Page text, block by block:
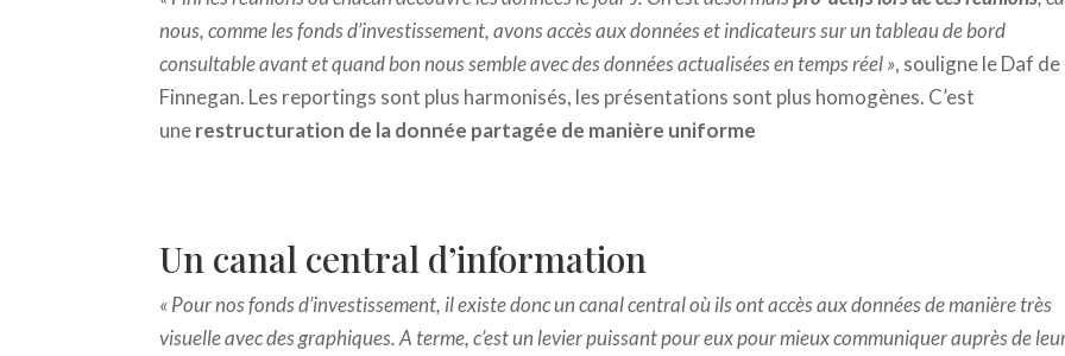
nous, comme les fonds d’investissement, avons accès aux données et indicateurs sur un tableau de bord
consultable avant et quand bon nous semble avec des données actualisées en temps réel », souligne le Daf de
Finnegan. Les reportings sont plus harmonisés, les présentations sont plus homogènes. C’est
unerestructuration de la donnée partagée de manière uniforme
Un canal central d’information
« Pour nos fonds d’investissement, il existe donc un canal central où ils ont accès aux données de manière très
visuelle avec des graphiques. A terme, c’est un levier puissant pour eux pour mieux communiquer auprès de